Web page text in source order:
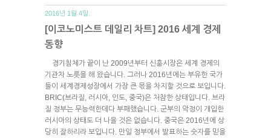
2016년 1월 4일.
[이코노미스트 데일리 차트] 2016 세계 경제
동향
경기침체가 끝이 난 2009년부터 신흥시장은 세계 경제의
기관차 노릇을 해 왔습니다. 그러나 2016년에는 부유한 국가
들이 세계경제성장에서 가장 큰 몫을 차지할 것으로 보입니다.
BRIC(브라질, 러시아, 인도, 중국)은 처참한 상태입니다. 브라
질 정부는 무능력한데다 부패했습니다. 군부의 악정이 개입한
러시아의 상태도 더 나을 것은 없습니다. 중국은 2016년에 상
당히 잘하리라 보입니다. 만일 정부에서 발표하는 숫자를 믿을